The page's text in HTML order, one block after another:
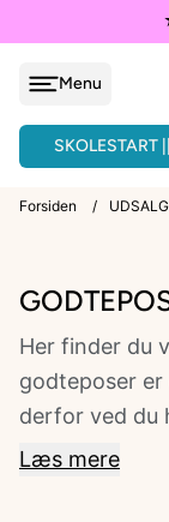
Menu
SKOLESTART
Forsiden / UDSALG
Her finder du
godteposer
derfor ved du
får har en
Læs mere